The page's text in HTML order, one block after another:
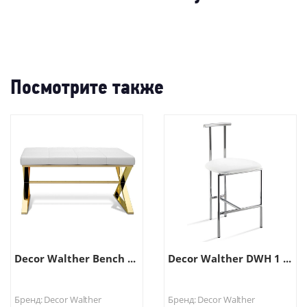
-
Посмотрите также
Decor Walther Bench ...
Бренд: Decor Walther
Decor Walther DWH 1 ...
Бренд: Decor Walther